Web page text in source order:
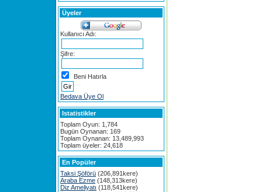
Üyeler
Kullanıcı Adı:
Şifre:
Beni Hatırla
Bedava Üye Ol
Istatistikler
Toplam Oyun: 1,784
Bugün Oynanan: 169
Toplam Oynanan: 13,489,993
Toplam üyeler: 24,618
En Popüler
Taksi Şöförü (206,891kere)
Araba Ezme (148,313kere)
Diz Ameliyatı (118,541kere)